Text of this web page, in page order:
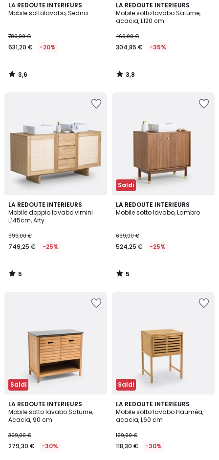
LA REDOUTE INTERIEURS
Mobile sottolavabo, Sedna
789,00 €
631,20 € -20%
3,6
/ 5
3,6
/
LA REDOUTE INTERIEURS
Mobile sotto lavabo Saturne,
acacia, L120 cm
469,00 €
304,85 € -35%
3,8
/ 5
3,8
/
LA REDOUTE INTERIEURS
Mobile doppio lavabo vimini
L145cm, Arty
999,00 €
749,25 € -25%
5
/
5
5
/
Saldi
LA REDOUTE INTERIEURS
Mobile sotto lavabo, Lambro
699,00 €
524,25 € -25%
5
/
5
/
Saldi
LA REDOUTE INTERIEURS
Mobile sotto lavabo Saturne,
Acacia, 90 cm
399,00 €
279,30 € -30%
3,8
/ 5
Saldi
LA REDOUTE INTERIEURS
Mobile sotto lavabo Hauméa,
acacia, L60 cm
169,00 €
118,30 € -30%
4,2
/ 5